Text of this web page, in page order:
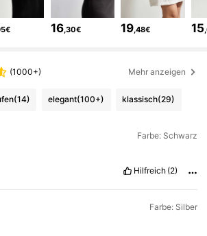
Follower
16,30€ 19,48€ 15
(1000+) Mehr anzeigen
(14) elegant(100+) klassisch(29)
Farbe: Schwarz
Hilfreich (2)
Farbe: Silber